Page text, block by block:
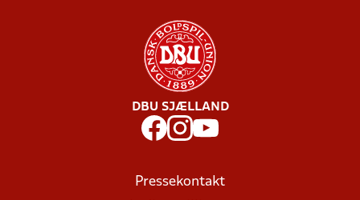
DBU SJÆLLAND
Pressekontakt